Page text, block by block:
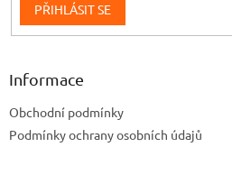
PŘIHLÁSIT SE
Informace
Obchodní podmínky
Podmínky ochrany osobních údajů